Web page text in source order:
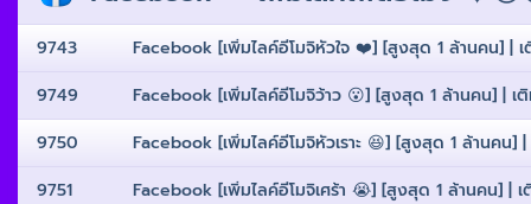
9743
Facebook [เพิ่มไลค์อีโมจิหัวใจ ❤️] [สูงสุด 1 ล้านคน] |
9749
Facebook [เพิ่มไลค์อีโมจิว้าว 😮] [สูงสุด 1 ล้านคน] |
9750
Facebook [เพิ่มไลค์อีโมจิหัวเราะ 😆] [สูงสุด 1 ล้านค
9751
Facebook [เพิ่มไลค์อีโมจิเศร้า 😭] [สูงสุด 1 ล้านคน]